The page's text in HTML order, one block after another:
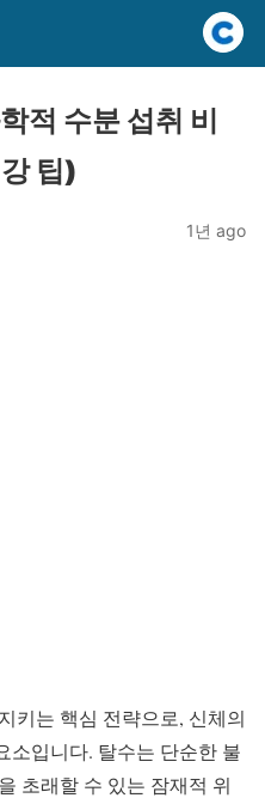
적 수분 섭취 비
팁)
1년 ago
키는 핵심 전략으로, 신체의
소입니다. 탈수는 단순한 불
초래할 수 있는 잠재적 위